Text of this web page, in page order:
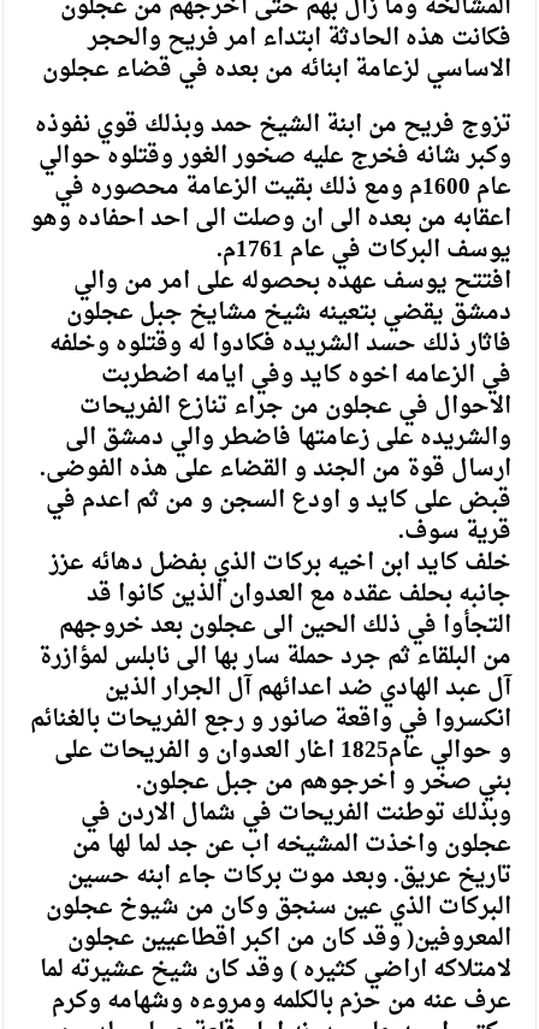
فكانت هذه الحادثة ابتداء امر فريح والحجر
الاساسي لزعامة ابنائه من بعده في قضاء عجلون
تزوج فريح من ابنة الشيخ حمد وبذلك قوي نفوذه
وكبر شانه فخرج عليه صخور الغور وقتلوه حوالي
عام 1600م ومع ذلك بقيت الزعامة محصوره في
اعقابه من بعده الى ان وصلت الى احد احفاده وهو
يوسف البركات في عام 1761م.
افتتح يوسف عهده بحصوله على امر من والي
دمشق يقضي بتعينه شيخ مشايخ جبل عجلون
فاثار ذلك حسد الشريده فكادوا له وقتلوه وخلفه
في الزعامه اخوه كايد وفي ايامه اضطربت
الاحوال في عجلون من جراء تنازع الفريحات
والشريده على زعامتها فاضطر والي دمشق الى
ارسال قوة من الجند و القضاء على هذه الفوضى.
قبض على كايد و اودع السجن و من ثم اعدم في
قرية سوف.
خلف كايد ابن اخيه بركات الذي بفضل دهائه عزز
جانبه بحلف عقده مع العدوان الذين كانوا قد
التجأوا في ذلك الحين الى عجلون بعد خروجهم
من البلقاء ثم جرد حملة سار بها الى نابلس لمؤازرة
آل عبد الهادي ضد اعدائهم آل الجرار الذين
انكسروا في واقعة صانور و رجع الفريحات بالغنائم
و حوالي عام1825 اغار العدوان و الفريحات على
بني صخر و اخرجوهم من جبل عجلون.
وبذلك توطنت الفريحات في شمال الاردن في
عجلون واخذت المشيخه اب عن جد لما لها من
تاريخ عريق. وبعد موت بركات جاء ابنه حسين
البركات الذي عين سنجق وكان من شيوخ عجلون
المعروفين( وقد كان من اكبر اقطاعيين عجلون
لامتلاكه اراضي كثيره ) وقد كان شيخ عشيرته لما
عرف عنه من حزم بالكلمه ومروءه وشهامه وكرم